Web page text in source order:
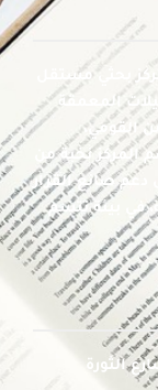
بحثي مستقل
المعمقة
القومي،
المركز نخبة من
دعم صانع القرار
في بيئة تتسم
الثورة